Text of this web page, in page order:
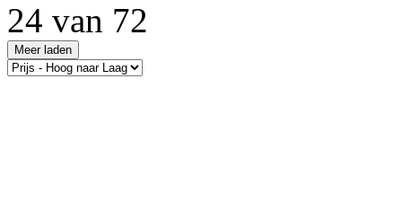
24 van 72
Meer laden